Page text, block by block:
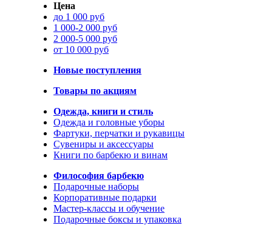
Цена
до 1 000 руб
1 000-2 000 руб
2 000-5 000 руб
от 10 000 руб
Новые поступления
Товары по акциям
Одежда, книги и стиль
Одежда и головные уборы
Фартуки, перчатки и рукавицы
Сувениры и аксессуары
Книги по барбекю и винам
Философия барбекю
Подарочные наборы
Корпоративные подарки
Мастер-классы и обучение
Подарочные боксы и упаковка